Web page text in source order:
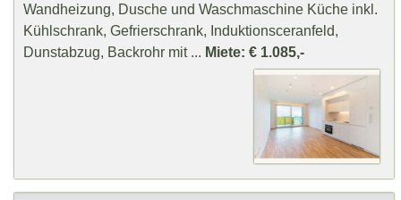
Wandheizung, Dusche und Waschmaschine Küche inkl.
Kühlschrank, Gefrierschrank, Induktionsceranfeld,
Dunstabzug, Backrohr mit ... Miete: € 1.085,-